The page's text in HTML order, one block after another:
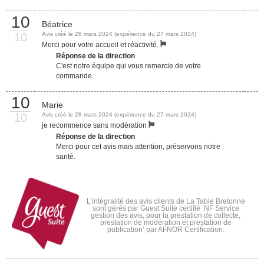
10
10
Béatrice
Avis créé le 28 mars 2024 (expérience du 27 mars 2024)
Merci pour votre accueil et réactivité.
Réponse de la direction
C'est notre équipe qui vous remercie de votre
commande.
10
10
Marie
Avis créé le 28 mars 2024 (expérience du 27 mars 2024)
je recommence sans modération
Réponse de la direction
Merci pour cet avis mais attention, préservons notre
santé.
L’intégralité des avis clients de La Table Bretonne
sont gérés par Guest Suite certifié ‘NF Service
gestion des avis, pour la prestation de collecte,
prestation de modération et prestation de
publication’ par AFNOR Certification.